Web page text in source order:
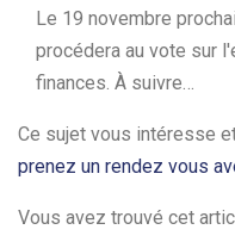
Le 19 novembre
procédera au vote sur
finances. À suivre…
Ce sujet vous intéresse
prenez un rendez vous
Vous avez trouvé cet